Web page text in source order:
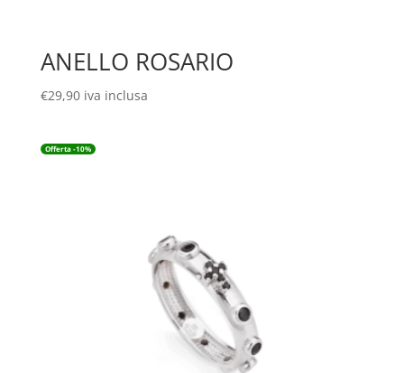
ANELLO ROSARIO
€29,90 iva inclusa
Offerta -10%